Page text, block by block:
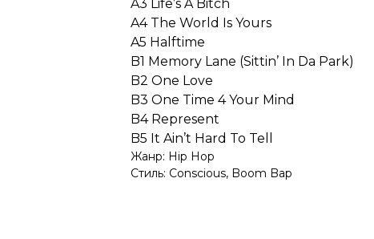
A3 Life’s A Bitch
A4 The World Is Yours
A5 Halftime
B1 Memory Lane (Sittin’ In Da Park)
B2 One Love
B3 One Time 4 Your Mind
B4 Represent
B5 It Ain’t Hard To Tell
Жанр: Hip Hop
Стиль: Conscious, Boom Bap